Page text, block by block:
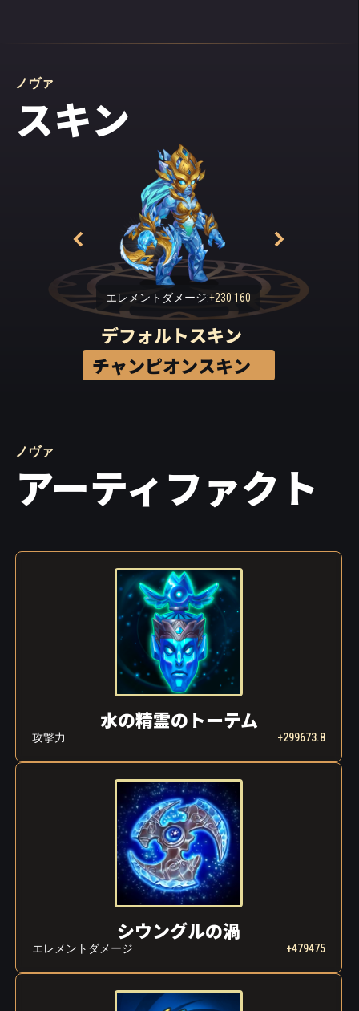
ノヴァ
スキン
エレメントダメージ:+230 160
デフォルトスキン
チャンピオンスキン
ノヴァ
アーティファクト
水の精霊のトーテム
攻撃力 +299673.8
シウングルの渦
エレメントダメージ +479475